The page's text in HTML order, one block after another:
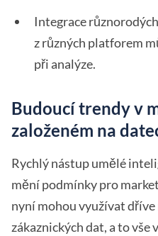
Integrace
z různých platforem
při analýze.
Budoucí trendy v
založeném na
Rychlý nástup umělé
mění podmínky pro
nyní mohou využívat
zákaznických dat, a to vše